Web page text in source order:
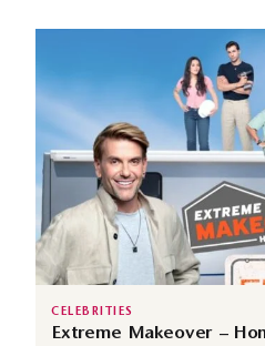
CELEBRITIES
Extreme Makeover –